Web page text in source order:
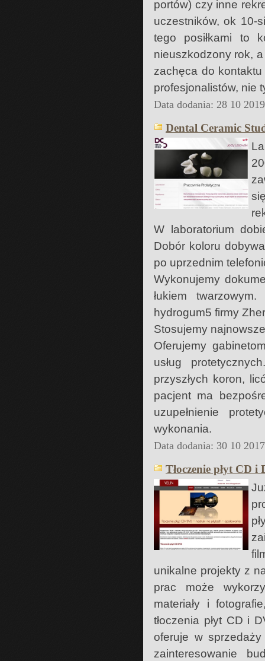
portów) czy inne
uczestników, ok 10-
tego posiłkami to
nieuszkodzony rok,
zachęca do
profesjonalistów, nie
Data dodania: 28 10
Dental Ceramic
W laboratorium
Dobór koloru
po uprzednim
Wykonujemy
łukiem
hydrogum5 firmy
Stosujemy
Oferujemy
usług
przyszłych koron,
pacjent ma
uzupełnienie
wykonania.
Data dodania: 30 10
Tłoczenie płyt CD i
unikalne projekty z
prac może
materiały i
tłoczenia płyt CD i
oferuje w
zainteresowanie